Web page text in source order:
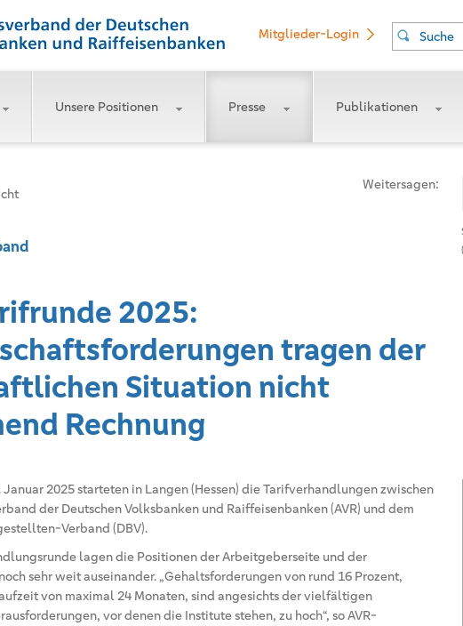
Suche
Mitglieder-Login
Unsere Positionen Presse Publikationen
Weitersagen:
2025:
tragen der
Situation nicht
Rechnung
Januar 2025 starteten in Langen (Hessen) die Tarifverhandlungen zwischen
der Deutschen Volksbanken und Raiffeisenbanken (AVR) und dem
Verband (DBV).
lagen die Positionen der Arbeitgeberseite und der
sehr weit auseinander. „Gehaltsforderungen von rund 16 Prozent,
von maximal 24 Monaten, sind angesichts der vielfältigen
vor denen die Institute stehen, zu hoch“, so AVR-